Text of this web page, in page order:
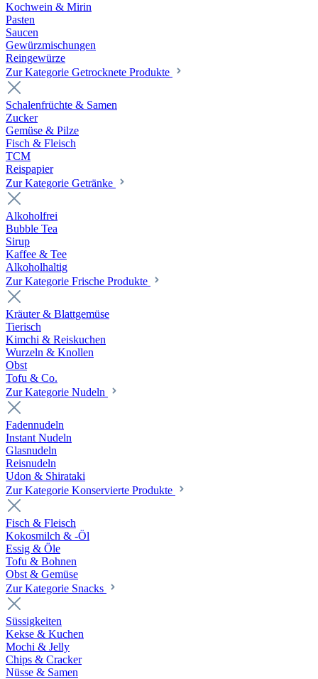
Kochwein & Mirin
Pasten
Saucen
Gewürzmischungen
Reingewürze
Zur Kategorie Getrocknete Produkte
Schalenfrüchte & Samen
Zucker
Gemüse & Pilze
Fisch & Fleisch
TCM
Reispapier
Zur Kategorie Getränke
Alkoholfrei
Bubble Tea
Sirup
Kaffee & Tee
Alkoholhaltig
Zur Kategorie Frische Produkte
Kräuter & Blattgemüse
Tierisch
Kimchi & Reiskuchen
Wurzeln & Knollen
Obst
Tofu & Co.
Zur Kategorie Nudeln
Fadennudeln
Instant Nudeln
Glasnudeln
Reisnudeln
Udon & Shirataki
Zur Kategorie Konservierte Produkte
Fisch & Fleisch
Kokosmilch & -Öl
Essig & Öle
Tofu & Bohnen
Obst & Gemüse
Zur Kategorie Snacks
Süssigkeiten
Kekse & Kuchen
Mochi & Jelly
Chips & Cracker
Nüsse & Samen